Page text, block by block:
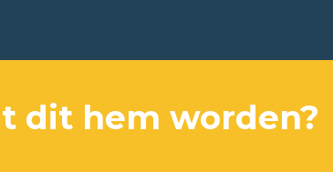
dit hem worden?